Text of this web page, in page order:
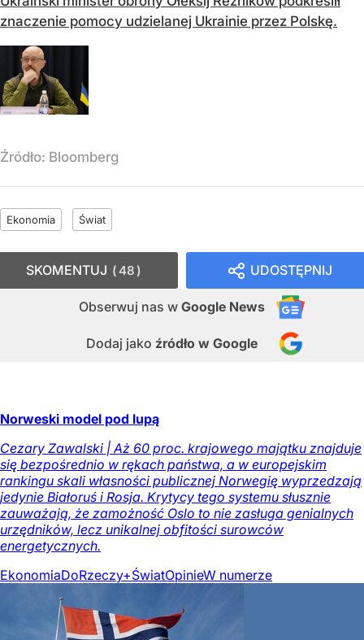
znaczenie pomocy udzielanej Ukrainie przez Polskę.
Źródło: Bloomberg
Ekonomia Świat
UDOSTĘPNIJ
Obserwuj nas w Google News
Dodaj jako źródło w Google
SKOMENTUJ 48
Norweski model pod lupą
Cezary Zawalski | Aż 60 proc. krajowego majątku znajduje
się bezpośrednio w rękach państwa, a w europejskim
rankingu skali własności publicznej Norwegię wyprzedzają
jedynie Białoruś i Rosja. Krytycy tego systemu słusznie
zauważają, że zamożność Oslo to nie zasługa genialnych
urzędników, lecz unikalnej obfitości surowców
energetycznych.
EkonomiaDoRzeczy+ŚwiatOpinieW numerze